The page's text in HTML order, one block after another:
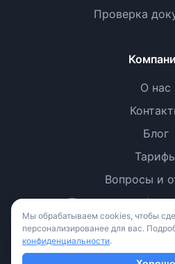
Проверка
О нас
Блог
Вопросы и
Политика
Условия
Мы обрабатываем cookies, чтобы
персонализированее для вас.
конфиденциальности.